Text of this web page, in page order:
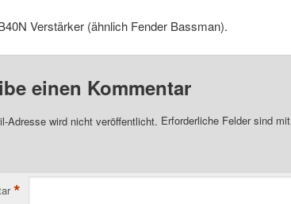
Verstärker (ähnlich Fender Bassman).
einen Kommentar
Adresse wird nicht veröffentlicht. Erforderliche Felder sind mit
*